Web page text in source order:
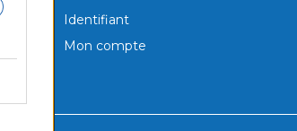
Identifiant
Mon compte